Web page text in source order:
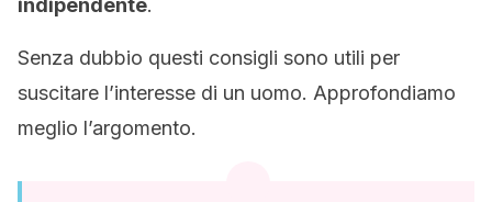
indipendente.
Senza dubbio questi consigli sono utili per
suscitare l’interesse di un uomo. Approfondiamo
meglio l’argomento.